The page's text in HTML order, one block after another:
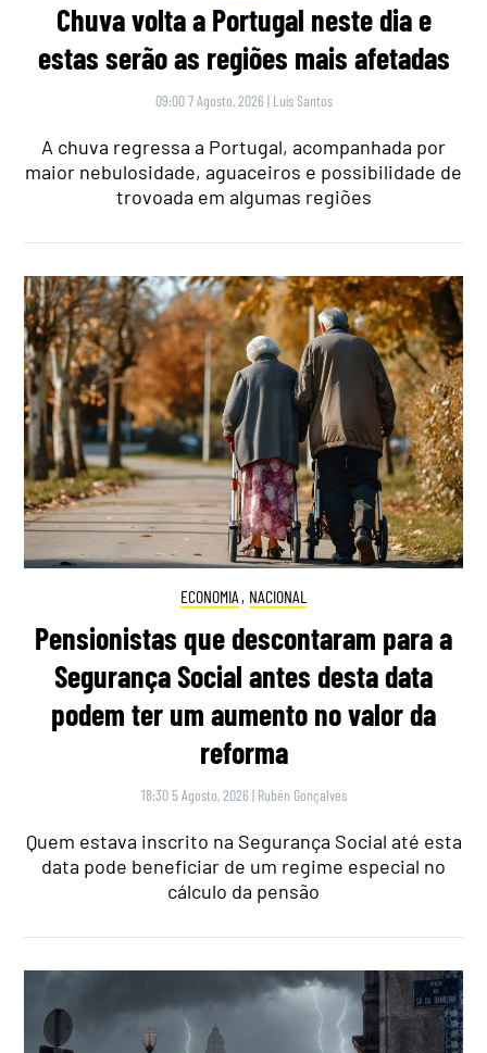
Chuva volta a Portugal neste dia e
estas serão as regiões mais afetadas
09:00 7 Agosto, 2026 | Luís Santos
A chuva regressa a Portugal, acompanhada por
maior nebulosidade, aguaceiros e possibilidade de
trovoada em algumas regiões
ECONOMIA , NACIONAL
Pensionistas que descontaram para a
Segurança Social antes desta data
podem ter um aumento no valor da
reforma
18:30 5 Agosto, 2026 | Rubén Gonçalves
Quem estava inscrito na Segurança Social até esta
data pode beneficiar de um regime especial no
cálculo da pensão